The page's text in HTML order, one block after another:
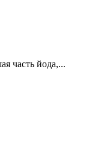
часть йода,...